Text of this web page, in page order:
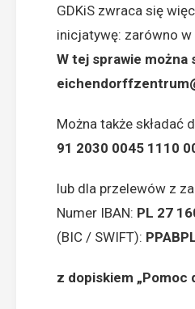
GDKiS zwraca się
inicjatywę: zarówno w
W tej sprawie można
Można także składać
91 2030 0045 1110
lub dla przelewów z
Numer IBAN: PL 27
(BIC / SWIFT):
z dopiskiem „Pomoc